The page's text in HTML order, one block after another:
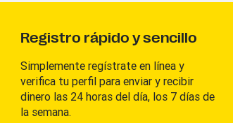
Registro rápido y sencillo
Simplemente regístrate en línea y
verifica tu perfil para enviar y recibir
dinero las 24 horas del día, los 7 días de
la semana.